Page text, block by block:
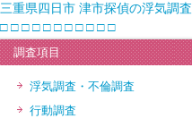
三重県四日市 津市探偵の浮気調査
□ □ □ □ □ □ □ □□ □□
調査項目
浮気調査・不倫調査
行動調査